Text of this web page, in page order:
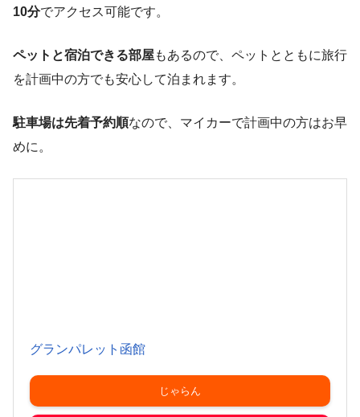
10分でアクセス可能です。
ペットと宿泊できる部屋もあるので、ペットとともに旅行
を計画中の方でも安心して泊まれます。
駐車場は先着予約順なので、マイカーで計画中の方はお早
めに。
グランパレット函館
じゃらん